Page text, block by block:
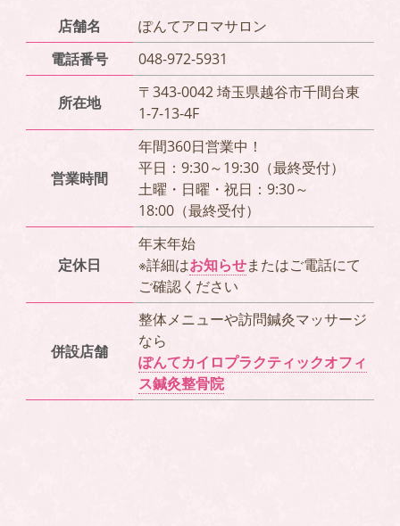
店舗名
ぽんてアロマサロン
電話番号
048-972-5931
所在地
〒343-0042 埼玉県越谷市千間台東
1-7-13-4F
営業時間
年間360日営業中！
平日：9:30～19:30（最終受付）
土曜・日曜・祝日：9:30～
18:00（最終受付）
定休日
年末年始
※詳細はお知らせまたはご電話にて
ご確認ください
併設店舗
整体メニューや訪問鍼灸マッサージ
なら
ぽんてカイロプラクティックオフィ
ス鍼灸整骨院